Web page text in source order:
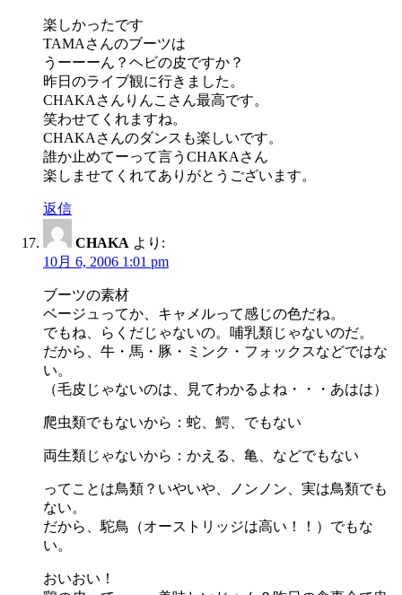
楽しかったです
TAMAさんのブーツは
うーーーん？ヘビの皮ですか？
昨日のライブ観に行きました。
CHAKAさんりんこさん最高です。
笑わせてくれますね。
CHAKAさんのダンスも楽しいです。
誰か止めてーって言うCHAKAさん
楽しませてくれてありがとうございます。
返信
CHAKA より:
10月 6, 2006 1:01 pm
ブーツの素材
ベージュってか、キャメルって感じの色だね。
でもね、らくだじゃないの。哺乳類じゃないのだ。
だから、牛・馬・豚・ミンク・フォックスなどではな
い。
（毛皮じゃないのは、見てわかるよね・・・あはは）
爬虫類でもないから：蛇、鰐、でもない
両生類じゃないから：かえる、亀、などでもない
ってことは鳥類？いやいや、ノンノン、実は鳥類でも
ない。
だから、駝鳥（オーストリッジは高い！！）でもな
い。
おいおい！